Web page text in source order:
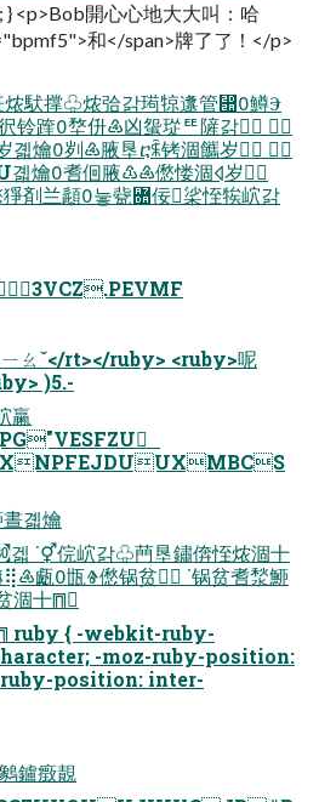
<p>Bob開⼼心地⼤大叫：哈
和</span>牌了了！</p>
䭾撑♧㶶㢵갉㻤㹁邍管⴪鱒Ⰵ
铃䠑堥㐼♶凶䖤㻜ꥹ隡갉 
곏爚刿♶腋垦ⴀꐫ铐涸䭨岁 
곏爚㖈佪腋♳♶僽㥪涸⨞岁
剤兰頿늫㼱Ꟛ佞桬恎㸻岤갉
ㄠˇ</rt></ruby> <ruby>呢
)5.-
䊨
곏爚
˙⚥俒岤갉♧菛垦鏽倴恎㶶涸〸
㼩㽍Ⱖ僽锅贫 ˙锅贫㖈湬䱖
涸〸⩎
⩎ ruby { -webkit-ruby-
-moz-ruby-position:
position: inter-
䴂鑪㿂䚍